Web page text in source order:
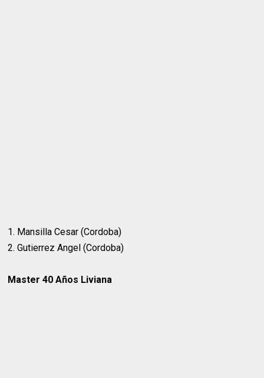
1. Mansilla Cesar (Cordoba)
2. Gutierrez Angel (Cordoba)
Master 40 Años Liviana